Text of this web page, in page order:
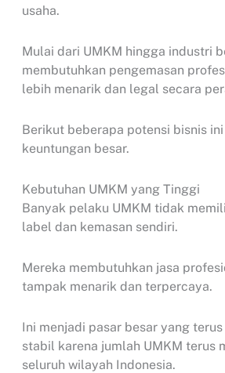
usaha.
Mulai dari UMKM hingga industri
membutuhkan pengemasan
lebih menarik dan legal secara
Berikut beberapa potensi bisnis
keuntungan besar.
Kebutuhan UMKM yang Tinggi
Banyak pelaku UMKM tidak
label dan kemasan sendiri.
Mereka membutuhkan jasa
tampak menarik dan terpercaya.
Ini menjadi pasar besar yang
stabil karena jumlah UMKM terus
seluruh wilayah Indonesia.